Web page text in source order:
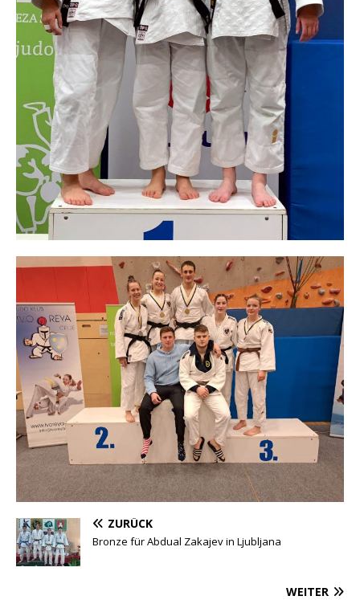
ZURÜCK
Bronze für Abdual Zakajev in Ljubljana
WEITER